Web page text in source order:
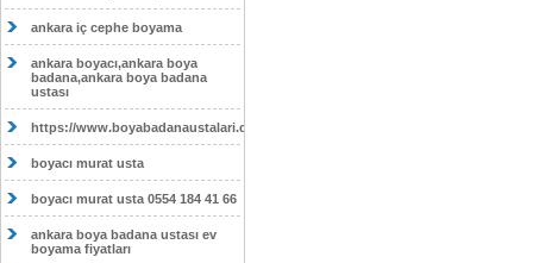
ankara iç cephe boyama
ankara boyacı,ankara boya
badana,ankara boya badana
ustası
https://www.boyabadanaustalari.com/
boyacı murat usta
boyacı murat usta 0554 184 41 66
ankara boya badana ustası ev
boyama fiyatları